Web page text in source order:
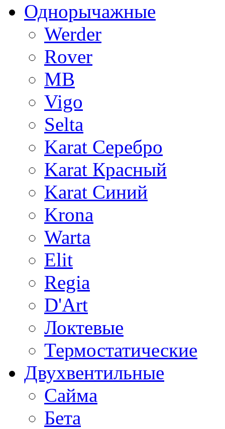
Однорычажные
Werder
Rover
MB
Vigo
Selta
Karat Серебро
Karat Красный
Karat Синий
Krona
Warta
Elit
Regia
D'Art
Локтевые
Термостатические
Двухвентильные
Сайма
Бета